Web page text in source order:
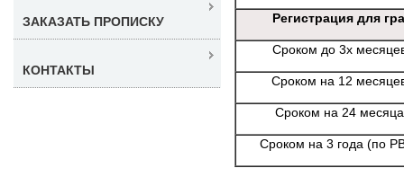
Регистрация для
Сроком до 3х
Сроком на 12
Сроком на 24 месяца
Сроком на 3 года (по
ЗАКАЗАТЬ ПРОПИСКУ
КОНТАКТЫ